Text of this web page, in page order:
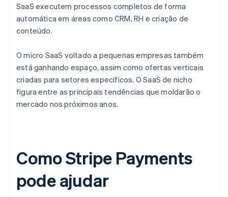
SaaS executem processos completos de forma
automática em áreas como CRM, RH e criação de
conteúdo.
O micro SaaS voltado a pequenas empresas também
está ganhando espaço, assim como ofertas verticais
criadas para setores específicos. O SaaS de nicho
figura entre as principais tendências que moldarão o
mercado nos próximos anos.
Como Stripe Payments
pode ajudar